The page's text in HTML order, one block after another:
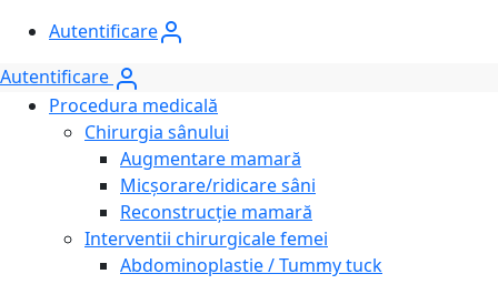
Autentificare
Autentificare
Procedura medicală
Chirurgia sânului
Augmentare mamară
Micșorare/ridicare sâni
Reconstrucție mamară
Interventii chirurgicale femei
Abdominoplastie / Tummy tuck